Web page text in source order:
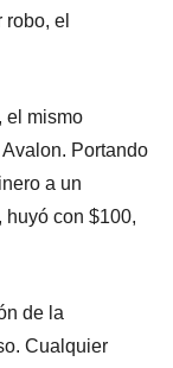
el
el mismo
Portando
a un
huyó con $100,
de la
Cualquier